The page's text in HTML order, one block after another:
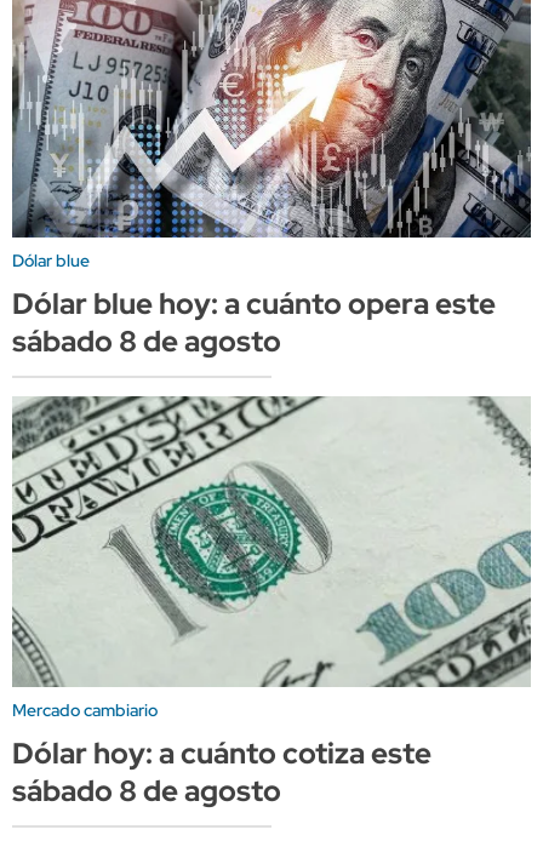
Dólar blue
Dólar blue hoy: a cuánto opera este
sábado 8 de agosto
Mercado cambiario
Dólar hoy: a cuánto cotiza este
sábado 8 de agosto